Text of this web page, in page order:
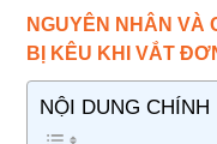
NGUYÊN NHÂN VÀ
BỊ KÊU KHI VẮT
NỘI DUNG CHÍNH